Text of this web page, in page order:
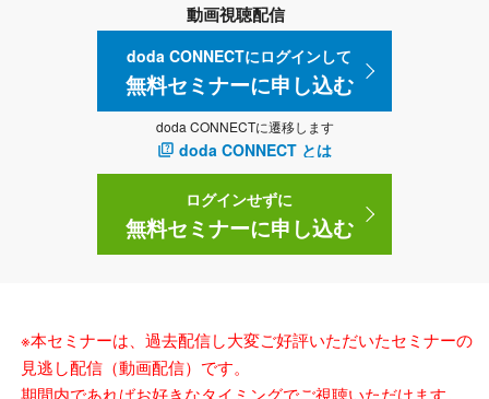
動画視聴配信
doda CONNECTにログインして
無料セミナーに申し込む
doda CONNECTに遷移します
doda CONNECT とは
ログインせずに
無料セミナーに申し込む
※本セミナーは、過去配信し大変ご好評いただいたセミナーの
見逃し配信（動画配信）です。
期間内であればお好きなタイミングでご視聴いただけます。